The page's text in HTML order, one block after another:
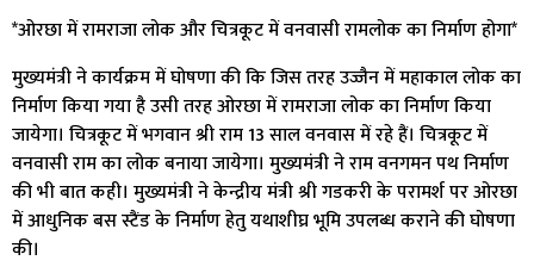
*ओरछा में रामराजा लोक और चित्रकूट में वनवासी रामलोक का निर्माण होगा*
मुख्यमंत्री ने कार्यक्रम में घोषणा की कि जिस तरह उज्जैन में महाकाल लोक का
निर्माण किया गया है उसी तरह ओरछा में रामराजा लोक का निर्माण किया
जायेगा। चित्रकूट में भगवान श्री राम 13 साल वनवास में रहे हैं। चित्रकूट में
वनवासी राम का लोक बनाया जायेगा। मुख्यमंत्री ने राम वनगमन पथ निर्माण
की भी बात कही। मुख्यमंत्री ने केन्द्रीय मंत्री श्री गडकरी के परामर्श पर ओरछा
में आधुनिक बस स्टैंड के निर्माण हेतु यथाशीघ्र भूमि उपलब्ध कराने की घोषणा
की।